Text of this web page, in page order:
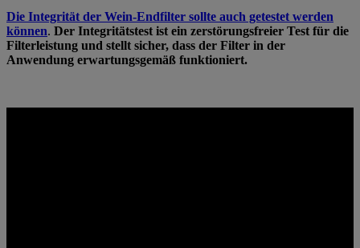
Die Integrität der Wein-Endfilter sollte auch getestet werden
können. Der Integritätstest ist ein zerstörungsfreier Test für die
Filterleistung und stellt sicher, dass der Filter in der
Anwendung erwartungsgemäß funktioniert.